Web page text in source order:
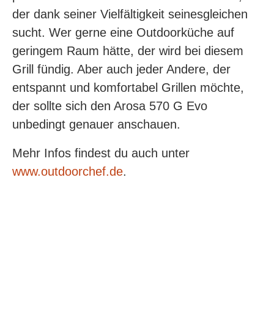
der dank seiner Vielfältigkeit seinesgleichen
sucht. Wer gerne eine Outdoorküche auf
geringem Raum hätte, der wird bei diesem
Grill fündig. Aber auch jeder Andere, der
entspannt und komfortabel Grillen möchte,
der sollte sich den Arosa 570 G Evo
unbedingt genauer anschauen.
Mehr Infos findest du auch unter
www.outdoorchef.de.